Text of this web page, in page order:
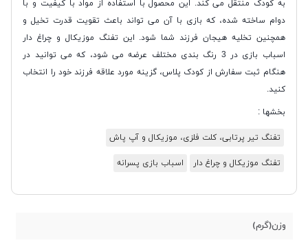
به کودک منتقل می کند. این محصول با استفاده از مواد با کیفیت و با
دوام ساخته شده، که بازی با آن می تواند باعث تقویت قدرت تخیل و
همچنین تخلیه هیجان فرزند شما شود. این تفنگ موزیکال و چراغ دار
اسباب بازی در 3 رنگ بندی مختلف عرضه می شود، که می توانید در
هنگام ثبت سفارش از کودک پلاس، گزینه مورد علاقه فرزند خود را انتخاب
کنید.
بخشها :
تفنگ تیر پرتابی، کلت فلزی، موزیکال و آپ پاش
تفنگ موزیکال و چراغ دار اسباب بازی پسرانه
وزن(گرم)